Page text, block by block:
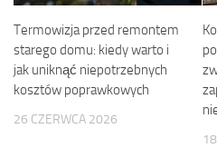
Termowizja przed remontem
starego domu: kiedy warto i
jak uniknąć niepotrzebnych
kosztów poprawkowych
26 CZERWCA 2026